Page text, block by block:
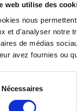
web utilise des
nous
et d'analyser notre
de médias
avez fournies ou
Nécessaires